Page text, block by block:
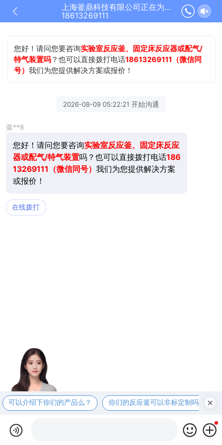
上海釜鼎科技有限公司正在为您服务
18613269111
您好！请问您要咨询实验室反应釜、固定床反应器或配气/
特气装置吗 ？也可以直接拨打电话18613269111（微信同
号）我们为您提供解决方案或报价！
2026-08-09 05:22:21 开始沟通
釜**8
您好！请问您要咨询实验室反应釜、固定床反应
器或配气/特气装置吗？也可以直接拨打电话186
13269111（微信同号） 我们为您提供解决方案
或报价！
在线拨打
可以介绍下你们的产品么？ 你们的反应釜可以非标定制吗？